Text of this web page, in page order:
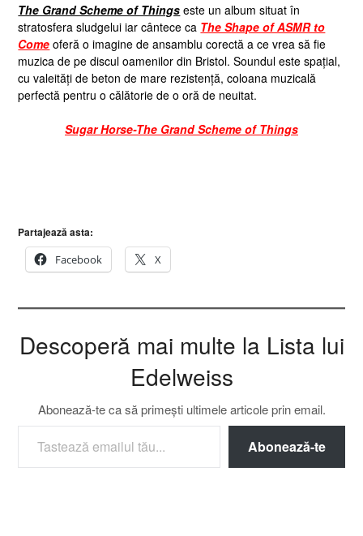
The Grand Scheme of Things este un album situat în
stratosfera sludgelui iar cântece ca The Shape of ASMR to
Come oferă o imagine de ansamblu corectă a ce vrea să fie
muzica de pe discul oamenilor din Bristol. Soundul este spațial,
cu valeități de beton de mare rezistență, coloana muzicală
perfectă pentru o călătorie de o oră de neuitat.
Sugar Horse-The Grand Scheme of Things
Partajează asta:
Facebook
X
Descoperă mai multe la Lista lui
Edelweiss
Abonează-te ca să primești ultimele articole prin email.
TASTEAZĂ EMAILUL TĂU...
Abonează-te